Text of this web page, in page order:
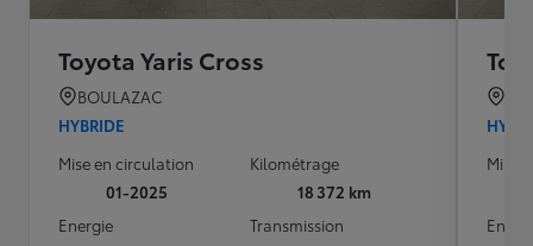
Toyota Yaris Cross
BOULAZAC
HYBRIDE
Mise en circulation
01-2025
Kilométrage
18 372 km
Energie
Transmission
Mise